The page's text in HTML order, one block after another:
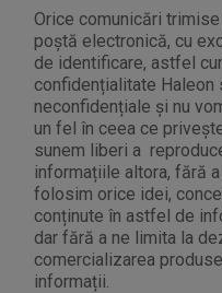
Orice comunicări
poștă electronică, cu
de identificare, astfel
confidențialitate Haleon
neconfidențiale și nu
un fel în ceea ce
sunem liberi a
informațiile altora, fără
folosim orice idei,
conținute în astfel de
dar fără a ne limita la
comercializarea
informații.